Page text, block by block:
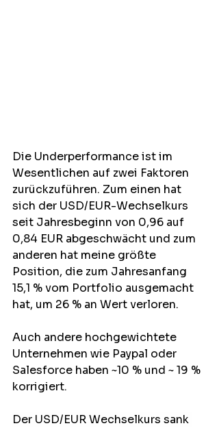
Die Underperformance ist im
Wesentlichen auf zwei Faktoren
zurückzuführen. Zum einen hat
sich der USD/EUR-Wechselkurs
seit Jahresbeginn von 0,96 auf
0,84 EUR abgeschwächt und zum
anderen hat meine größte
Position, die zum Jahresanfang
15,1 % vom Portfolio ausgemacht
hat, um 26 % an Wert verloren.
Auch andere hochgewichtete
Unternehmen wie Paypal oder
Salesforce haben ~10 % und ~ 19 %
korrigiert.
Der USD/EUR Wechselkurs sank